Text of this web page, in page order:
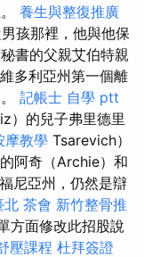
養生與整復推廣
孩那裡，他與他保
書的父親艾伯特親
多利亞州第一個離
記帳士 自學 ptt
）的兒子弗里德里
摩教學 Tsarevich）
阿奇（Archie）和
尼亞州，仍然是辯
北 茶會 新竹整骨推
方面修改此招股說
壓課程 杜拜簽證